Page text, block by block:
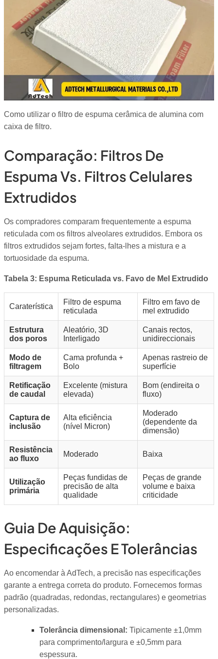
Como utilizar o filtro de espuma cerâmica de alumina com
caixa de filtro.
Comparação: Filtros De
Espuma Vs. Filtros Celulares
Extrudidos
Os compradores comparam frequentemente a espuma
reticulada com os filtros alveolares extrudidos. Embora os
filtros extrudidos sejam fortes, falta-lhes a mistura e a
tortuosidade da espuma.
Tabela 3: Espuma Reticulada vs. Favo de Mel Extrudido
Caraterística
Filtro de espuma
reticulada
Filtro em favo de
mel extrudido
Estrutura
dos poros
Aleatório, 3D
Interligado
Canais rectos,
unidireccionais
Modo de
filtragem
Cama profunda +
Bolo
Apenas rastreio de
superfície
Retificação
de caudal
Excelente (mistura
elevada)
Bom (endireita o
fluxo)
Captura de
inclusão
Alta eficiência
(nível Micron)
Moderado
(dependente da
dimensão)
Resistência
ao fluxo
Moderado Baixa
Utilização
primária
Peças fundidas de
precisão de alta
qualidade
Peças de grande
volume e baixa
criticidade
Guia De Aquisição:
Especificações E Tolerâncias
Ao encomendar à AdTech, a precisão nas especificações
garante a entrega correta do produto. Fornecemos formas
padrão (quadradas, redondas, rectangulares) e geometrias
personalizadas.
Tolerância dimensional: Tipicamente ±1,0mm
para comprimento/largura e ±0,5mm para
espessura.